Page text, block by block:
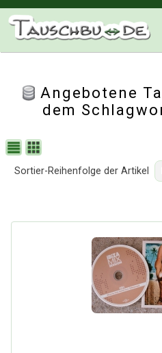
Angebotene
dem
Sortier-Reihenfolge der Artikel